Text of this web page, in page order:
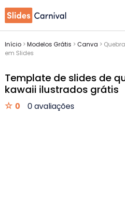
Início > Modelos Grátis > Canva >
em Slides
Template de slides de
kawaii ilustrados grátis
0 0 avaliações